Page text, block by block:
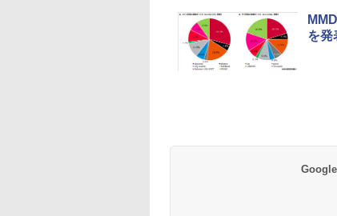
を発